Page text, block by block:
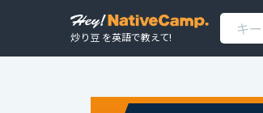
炒り豆 を英語で教えて!